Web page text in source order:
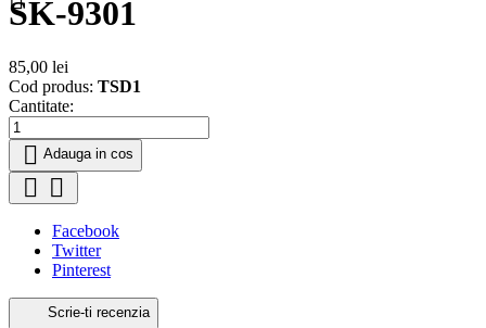
SK-9301
85,00 lei
Cod produs: TSD1
Cantitate:
 Adauga in cos
 
Facebook
Twitter
Pinterest
Scrie-ti recenzia